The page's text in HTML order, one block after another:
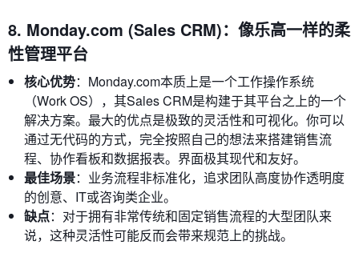
8. Monday.com (Sales CRM)：像乐高一样的柔
性管理平台
核心优势：Monday.com本质上是一个工作操作系统
（Work OS），其Sales CRM是构建于其平台之上的一个
解决方案。最大的优点是极致的灵活性和可视化。你可以
通过无代码的方式，完全按照自己的想法来搭建销售流
程、协作看板和数据报表。界面极其现代和友好。
最佳场景：业务流程非标准化，追求团队高度协作透明度
的创意、IT或咨询类企业。
缺点：对于拥有非常传统和固定销售流程的大型团队来
说，这种灵活性可能反而会带来规范上的挑战。